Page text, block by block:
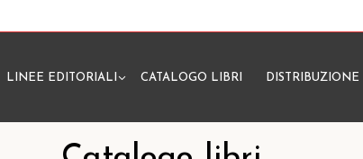
LINEE EDITORIALI CATALOGO LIBRI DISTRIBUZIONE